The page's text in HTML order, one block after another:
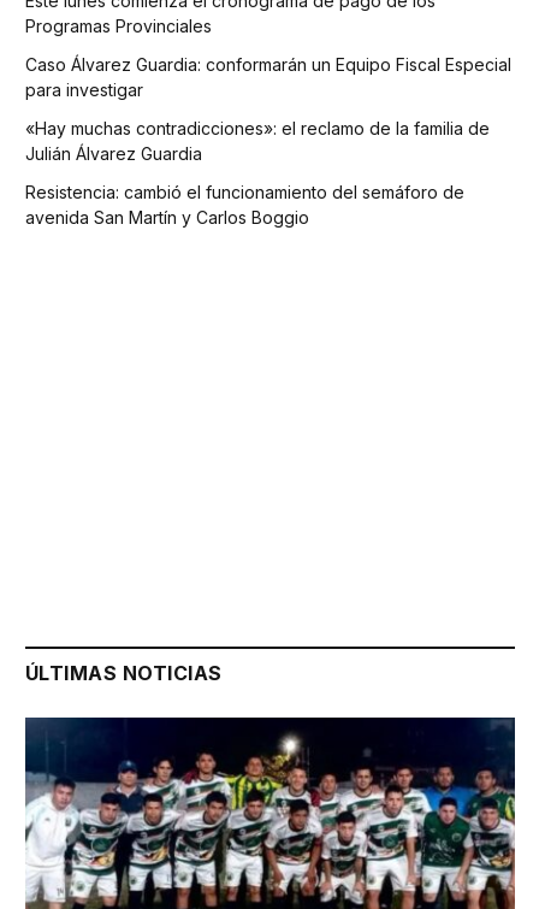
Programas Provinciales
Caso Álvarez Guardia: conformarán un Equipo Fiscal Especial
para investigar
«Hay muchas contradicciones»: el reclamo de la familia de
Julián Álvarez Guardia
Resistencia: cambió el funcionamiento del semáforo de
avenida San Martín y Carlos Boggio
ÚLTIMAS NOTICIAS